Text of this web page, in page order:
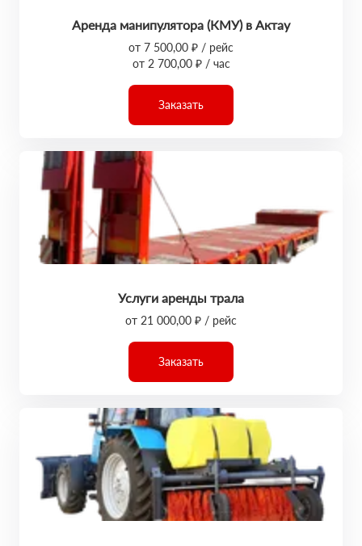
Аренда манипулятора (КМУ) в Актау
от 7 500,00 ₽ / рейс
от 2 700,00 ₽ / час
Заказать
Услуги аренды трала
от 21 000,00 ₽ / рейс
Заказать